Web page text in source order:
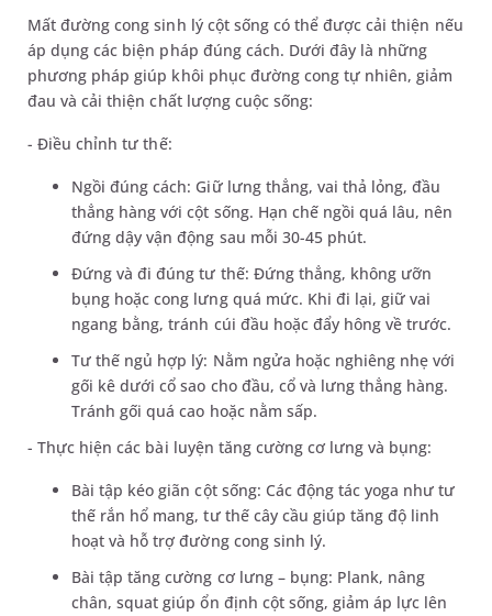
Mất đường cong sinh lý cột sống có thể được cải thiện nếu
áp dụng các biện pháp đúng cách. Dưới đây là những
phương pháp giúp khôi phục đường cong tự nhiên, giảm
đau và cải thiện chất lượng cuộc sống:
- Điều chỉnh tư thế:
Ngồi đúng cách: Giữ lưng thẳng, vai thả lỏng, đầu
thẳng hàng với cột sống. Hạn chế ngồi quá lâu, nên
đứng dậy vận động sau mỗi 30-45 phút.
Đứng và đi đúng tư thế: Đứng thẳng, không ưỡn
bụng hoặc cong lưng quá mức. Khi đi lại, giữ vai
ngang bằng, tránh cúi đầu hoặc đẩy hông về trước.
Tư thế ngủ hợp lý: Nằm ngửa hoặc nghiêng nhẹ với
gối kê dưới cổ sao cho đầu, cổ và lưng thẳng hàng.
Tránh gối quá cao hoặc nằm sấp.
- Thực hiện các bài luyện tăng cường cơ lưng và bụng:
Bài tập kéo giãn cột sống: Các động tác yoga như tư
thế rắn hổ mang, tư thế cây cầu giúp tăng độ linh
hoạt và hỗ trợ đường cong sinh lý.
Bài tập tăng cường cơ lưng – bụng: Plank, nâng
chân, squat giúp ổn định cột sống, giảm áp lực lên